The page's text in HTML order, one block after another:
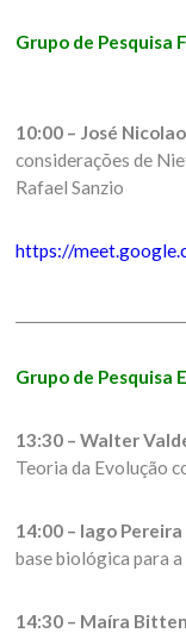
Grupo de Pesquisa
10:00 – José
considerações de
Rafael Sanzio
https://
Grupo de Pesquisa
13:30 – Walter
Teoria da Evolução
14:00 – Iago Pereira
base biológica para
14:30 – Maíra